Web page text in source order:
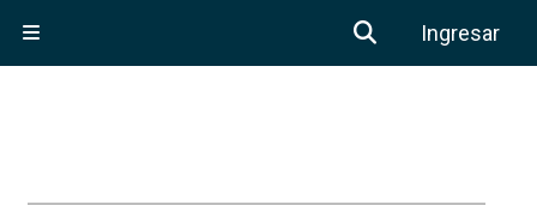
Activar o
Ingresar